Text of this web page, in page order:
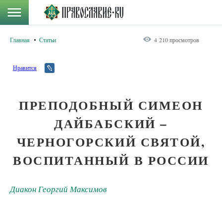
Главная Статьи 4 210 просмотров
Нравится
ПРЕПОДОБНЫЙ СИМЕОН
ДАЙБАБСКИЙ –
ЧЕРНОГОРСКИЙ СВЯТОЙ,
ВОСПИТАННЫЙ В РОССИИ
Диакон Георгий Максимов